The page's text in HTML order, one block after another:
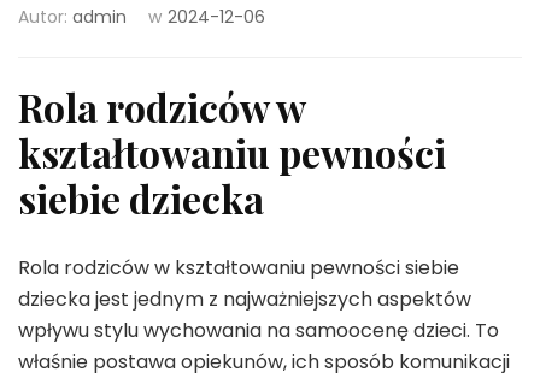
Autor: admin w 2024-12-06
Rola rodziców w
kształtowaniu pewności
siebie dziecka
Rola rodziców w kształtowaniu pewności siebie
dziecka jest jednym z najważniejszych aspektów
wpływu stylu wychowania na samoocenę dzieci. To
właśnie postawa opiekunów, ich sposób komunikacji